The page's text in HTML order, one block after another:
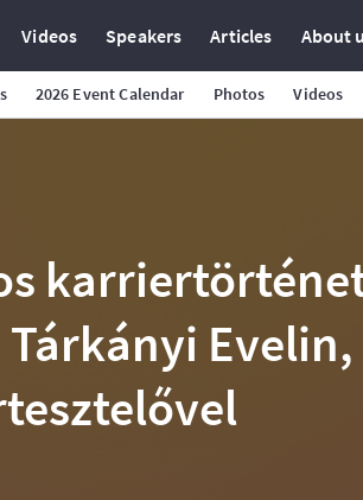
Videos Speakers Articles About
2026 Event Calendar Photos Videos
Evelin,